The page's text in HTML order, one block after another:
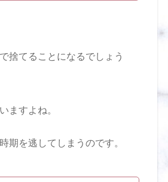
捨てることになるでしょう
ますよね。
期を逃してしまうのです。